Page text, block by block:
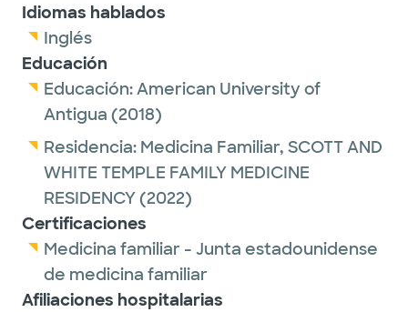
Idiomas hablados
Inglés
Educación
Educación:American University of
Antigua (2018)
Residencia: Medicina Familiar, SCOTT AND
WHITE TEMPLE FAMILY MEDICINE
RESIDENCY(2022)
Certificaciones
Medicina familiar - Junta estadounidense
de medicina familiar
Afiliaciones hospitalarias